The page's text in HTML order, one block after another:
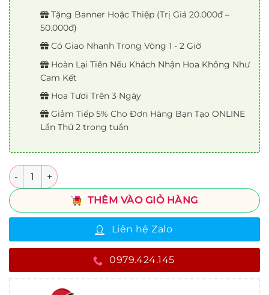
Tặng Banner Hoặc Thiệp (Trị Giá 20.000đ –
50.000đ)
Có Giao Nhanh Trong Vòng 1 - 2 Giờ
Hoàn Lại Tiền Nếu Khách Nhận Hoa Không Như
Cam Kết
Hoa Tươi Trên 3 Ngày
Giảm Tiếp 5% Cho Đơn Hàng Bạn Tạo ONLINE
Lần Thứ 2 trong tuần
Số lượng
THÊM VÀO GIỎ HÀNG
Liên hệ Zalo
0979.424.145